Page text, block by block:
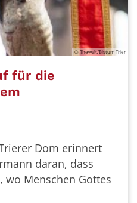
© Thewalt/Bistum Trier
für die
Dom erinnert
daran, dass
wo Menschen Gottes